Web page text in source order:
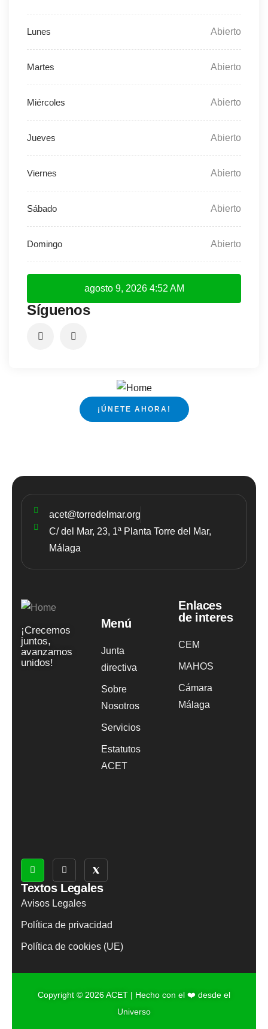
Abierto
Abierto
Abierto
Abierto
Abierto
Abierto
Abierto
agosto 9, 2026 4:52 AM
Síguenos
¡ÚNETE AHORA!
acet@torredelmar.org
C/ del Mar, 23, 1ª Planta Torre del Mar,
Málaga
¡Crecemos
juntos,
avanzamos
unidos!
Menú
Junta
directiva
Sobre
Nosotros
Servicios
Estatutos
ACET
Enlaces
de interes
CEM
MAHOS
Cámara
Málaga
Textos Legales
Avisos Legales
Política de privacidad
Política de cookies (UE)
Copyright © 2026 ACET | Hecho con el ❤️ desde el
Universo